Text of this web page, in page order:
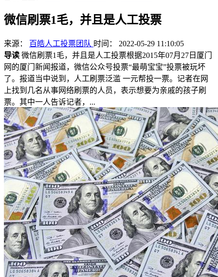
微信刷票1毛，并且是人工投票
来源： 百皓人工投票团队 时间： 2022-05-29 11:10:05
导读 微信刷票1毛，并且是人工投票根据2015年07月27日厦门
网的厦门新闻报道，微信公众号投票“最萌宝宝”投票被玩坏
了。报道当中说到，人工刷票泛滥 一元帮投一票。记者在网
上找到几名从事网络刷票的人员，表示想要为亲戚的孩子刷
票。其中一人告诉记者，...